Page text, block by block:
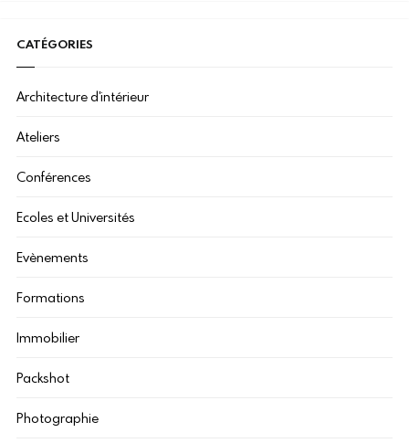
CATÉGORIES
Architecture d'intérieur
Ateliers
Conférences
Ecoles et Universités
Evènements
Formations
Immobilier
Packshot
Photographie